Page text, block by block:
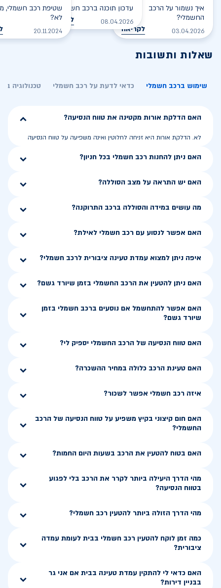
איך נשמור על הרכב
החשמלי?
03.04.2026 לקריאה
עדכון תוכנה ברכב חשמלי
08.04.2026 לקריאה
שטיפת רכב חשמלי,
לא?
20.11.2024
שאלות ותשובות
שימוש ברכב חשמלי כדאי לדעת על רכב חשמלי טכנולוגיה
האם הדלקת אורות מקטינה את טווח הנסיעה?
לא. הדלקת אורות היא זניחה לחלוטין ואינה משפיעה על טווח הנסיעה
האם ניתן להחנות רכב חשמלי בכל חניון?
האם יש התראה על מצב הסוללה?
מה עושים במידה והסוללה ברכב התרוקנה?
האם אפשר לנסוע עם רכב חשמלי לאילת?
איפה ניתן למצוא עמדת טעינה ציבורית לרכב חשמלי?
האם ניתן להטעין את הרכב החשמלי בזמן שיורד גשם?
האם אפשר להתחשמל אם נוסעים ברכב חשמלי בזמן
שיורד גשם?
האם טווח הנסיעה של הרכב החשמלי יספיק לי?
האם טעינת הרכב כלולה במחיר ההשכרה?
איזה רכב חשמלי אפשר לשכור?
האם חום קיצוני בקיץ משפיע על טווח הנסיעה של הרכב
החשמלי?
האם בטוח להטעין את הרכב בשעות היום החמות?
מהי הדרך היעילה ביותר לקרר את הרכב בלי לפגוע
בטווח הנסיעה?
מהי הדרך הזולה ביותר להטעין רכב חשמלי?
כמה זמן לוקח להטעין רכב חשמלי בבית לעומת עמדה
ציבורית?
האם כדאי לי להתקין עמדת טעינה בבית אם אני גר
בבניין דירות?